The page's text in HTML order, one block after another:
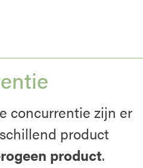
concurrentie zijn er
product
product.